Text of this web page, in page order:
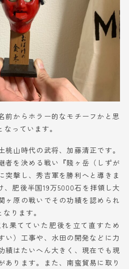
前からホラー的なモチーフかと思
っています。
山時代の武将、加藤清正です。
者を決める戦い『賤ヶ岳（しずが
突撃し、秀吉軍を勝利へと導きま
、肥後半国19万5000石を拝領し大
ヶ原の戦いでその功績を認められ
ります。
果てていた肥後を立て直すため
い）工事や、水田の開発などに力
績はたいへん大きく、現在でも現
あります。また、南蛮貿易に取り